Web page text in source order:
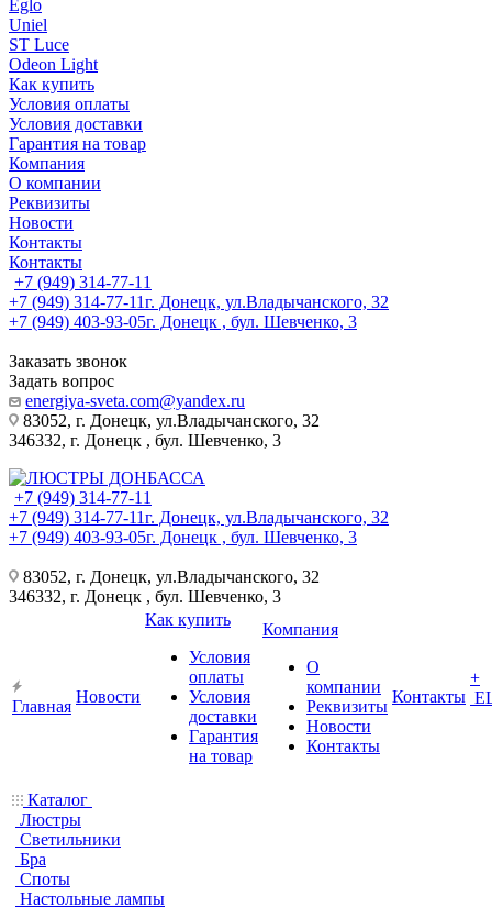
Eglo
Uniel
ST Luce
Odeon Light
Как купить
Условия оплаты
Условия доставки
Гарантия на товар
Компания
О компании
Реквизиты
Новости
Контакты
Контакты
+7 (949) 314-77-11
+7 (949) 314-77-11г. Донецк, ул.Владычанского, 32
+7 (949) 403-93-05г. Донецк , бул. Шевченко, 3
Заказать звонок
Задать вопрос
energiya-sveta.com@yandex.ru
83052, г. Донецк, ул.Владычанского, 32
346332, г. Донецк , бул. Шевченко, 3
+7 (949) 314-77-11
+7 (949) 314-77-11г. Донецк, ул.Владычанского, 32
+7 (949) 403-93-05г. Донецк , бул. Шевченко, 3
83052, г. Донецк, ул.Владычанского, 32
346332, г. Донецк , бул. Шевченко, 3
Главная
Новости
Как купить
Условия
оплаты
Условия
доставки
Гарантия
на товар
Компания
О
компании
Реквизиты
Новости
Контакты
Контакты
+
Каталог
Люстры
Светильники
Бра
Споты
Настольные лампы